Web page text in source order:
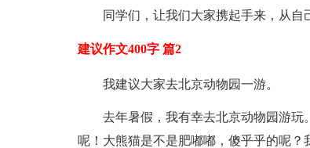
同学们，让我们大家携起手来，从自
建议作文400字 篇2
我建议大家去北京动物园一游。
去年暑假，我有幸去北京动物园游
呢！大熊猫是不是肥嘟嘟，傻乎乎的呢